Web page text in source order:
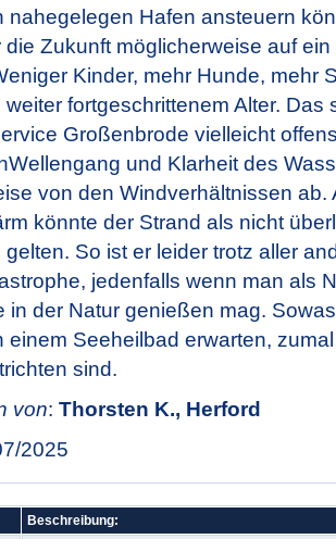
nahegelegen Hafen ansteuern
die Zukunft möglicherweise auf
Kinder, mehr Hunde, mehr
weiter fortgeschrittenem Alter. Das
Großenbrode vielleicht
und Klarheit des
von den Windverhältnissen ab.
könnte der Strand als nicht
gelten. So ist er leider trotz aller
jedenfalls wenn man als
in der Natur genießen mag.
einem Seeheilbad erwarten,
sind.
von: Thorsten K., Herford
2025
Beschreibung: